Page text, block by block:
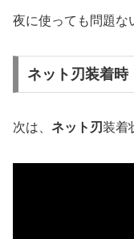
夜に使っても問題な
ネット刃装着時
次は、 ネット刃装着